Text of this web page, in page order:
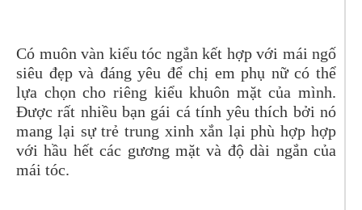
Có muôn vàn kiểu tóc ngắn kết hợp với mái ngố
siêu đẹp và đáng yêu để chị em phụ nữ có thể
lựa chọn cho riêng kiểu khuôn mặt của mình.
Được rất nhiều bạn gái cá tính yêu thích bởi nó
mang lại sự trẻ trung xinh xắn lại phù hợp hợp
với hầu hết các gương mặt và độ dài ngắn của
mái tóc.